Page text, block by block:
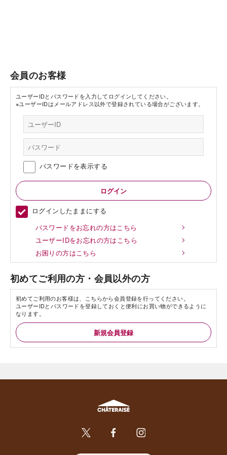
会員のお客様
ユーザーIDとパスワードを入力してログインしてください。
※ユーザーIDはメールアドレス以外で登録されている場合がございます。
パスワードを表示する
ログインしたままにする
パスワードをお忘れの方はこちら
ユーザーIDをお忘れの方はこちら
お困りの方はこちら
初めてご利用の方・会員以外の方
初めてご利用のお客様は、こちらから会員登録を行ってください。
ユーザーIDとパスワードを登録しておくと便利にお買い物ができるように
なります。